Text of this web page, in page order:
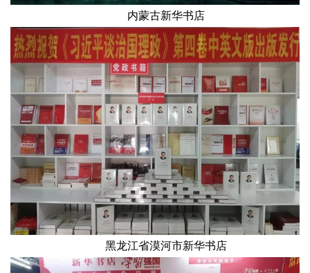
内蒙古新华书店
黑龙江省漠河市新华书店